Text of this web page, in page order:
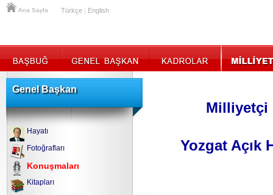
Ana Sayfa Türkçe English
Genel Başkan
Hayatı
Fotoğrafları
Konuşmaları
Kitapları
Milliyetçi
Yozgat Açık